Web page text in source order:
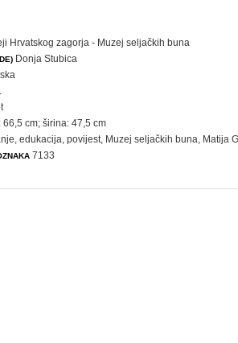
Hrvatskog zagorja - Muzej seljačkih buna
Donja Stubica
66,5 cm; širina: 47,5 cm
,edukacija ,povijest , Muzej seljačkih buna, Matija
7133